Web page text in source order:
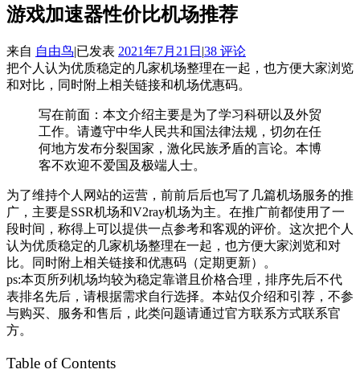
游戏加速器性价比机场推荐
来自 自由鸟|已发表 2021年7月21日 |38 评论
把个人认为优质稳定的几家机场整理在一起，也方便大家浏览
和对比，同时附上相关链接和机场优惠码。
写在前面：本文介绍主要是为了学习科研以及外贸
工作。请遵守中华人民共和国法律法规，切勿在任
何地方发布分裂国家，激化民族矛盾的言论。本博
客不欢迎不爱国及极端人士。
为了维持个人网站的运营，前前后后也写了几篇机场服务的推
广，主要是SSR机场和V2ray机场为主。在推广前都使用了一
段时间，称得上可以提供一点参考和客观的评价。这次把个人
认为优质稳定的几家机场整理在一起，也方便大家浏览和对
比。同时附上相关链接和优惠码（定期更新）。
ps:本页所列机场均较为稳定靠谱且价格合理，排序先后不代
表排名先后，请根据需求自行选择。本站仅介绍和引荐，不参
与购买、服务和售后，此类问题请通过官方联系方式联系官
方。
Table of Contents